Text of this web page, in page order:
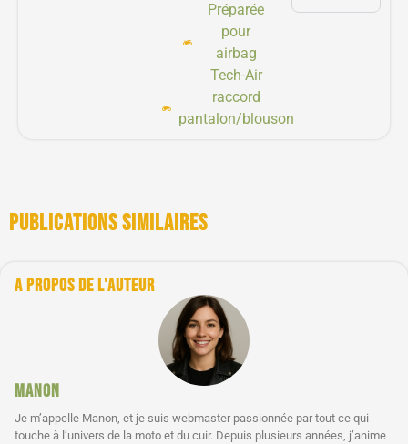
Préparée
pour
airbag
Tech-Air
raccord
pantalon/blouson
Publications similaires
A propos de l'auteur
Manon
Je m’appelle Manon, et je suis webmaster passionnée par tout ce qui
touche à l’univers de la moto et du cuir. Depuis plusieurs années, j’anime